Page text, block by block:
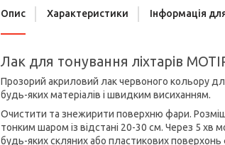
Опис Характеристики Інформація
Лак для тонування ліхтарів
Прозорий акриловий лак червоного кольору
будь-яких матеріалів і швидким висиханням.
Очистити та знежирити поверхню фари.
тонким шаром із відстані 20-30 см. Через 5
будь-яких скляних або пластикових поверхонь